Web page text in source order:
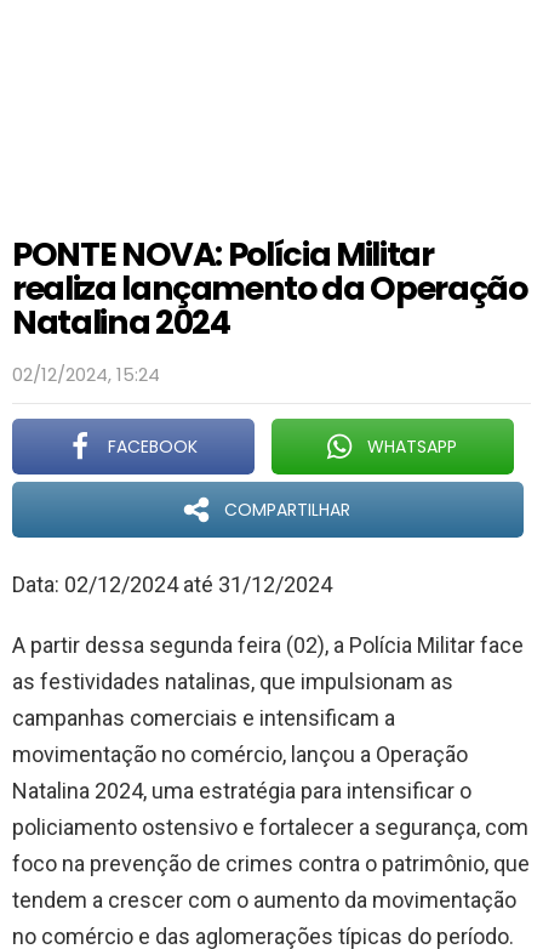
PONTE NOVA: Polícia Militar
realiza lançamento da Operação
Natalina 2024
02/12/2024, 15:24
FACEBOOK WHATSAPP
COMPARTILHAR
Data: 02/12/2024 até 31/12/2024
A partir dessa segunda feira (02), a Polícia Militar face
as festividades natalinas, que impulsionam as
campanhas comerciais e intensificam a
movimentação no comércio, lançou a Operação
Natalina 2024, uma estratégia para intensificar o
policiamento ostensivo e fortalecer a segurança, com
foco na prevenção de crimes contra o patrimônio, que
tendem a crescer com o aumento da movimentação
no comércio e das aglomerações típicas do período.